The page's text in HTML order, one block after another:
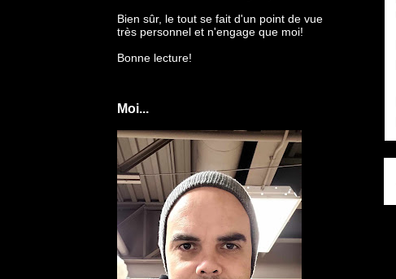
Bien sûr, le tout se fait d'un point de vue
très personnel et n'engage que moi!
Bonne lecture!
Moi...